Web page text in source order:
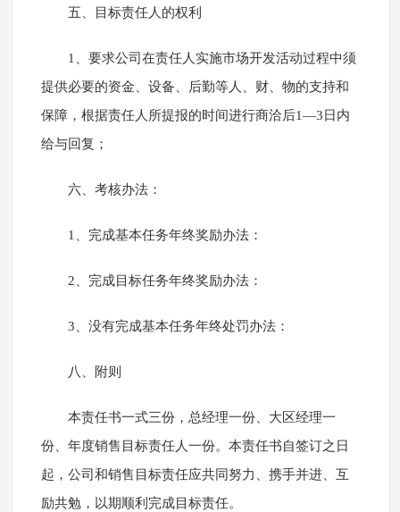
五、目标责任人的权利
1、要求公司在责任人实施市场开发活动过程中须
提供必要的资金、设备、后勤等人、财、物的支持和
保障，根据责任人所提报的时间进行商洽后1—3日内
给与回复；
六、考核办法：
1、完成基本任务年终奖励办法：
2、完成目标任务年终奖励办法：
3、没有完成基本任务年终处罚办法：
八、附则
本责任书一式三份，总经理一份、大区经理一
份、年度销售目标责任人一份。本责任书自签订之日
起，公司和销售目标责任应共同努力、携手并进、互
励共勉，以期顺利完成目标责任。